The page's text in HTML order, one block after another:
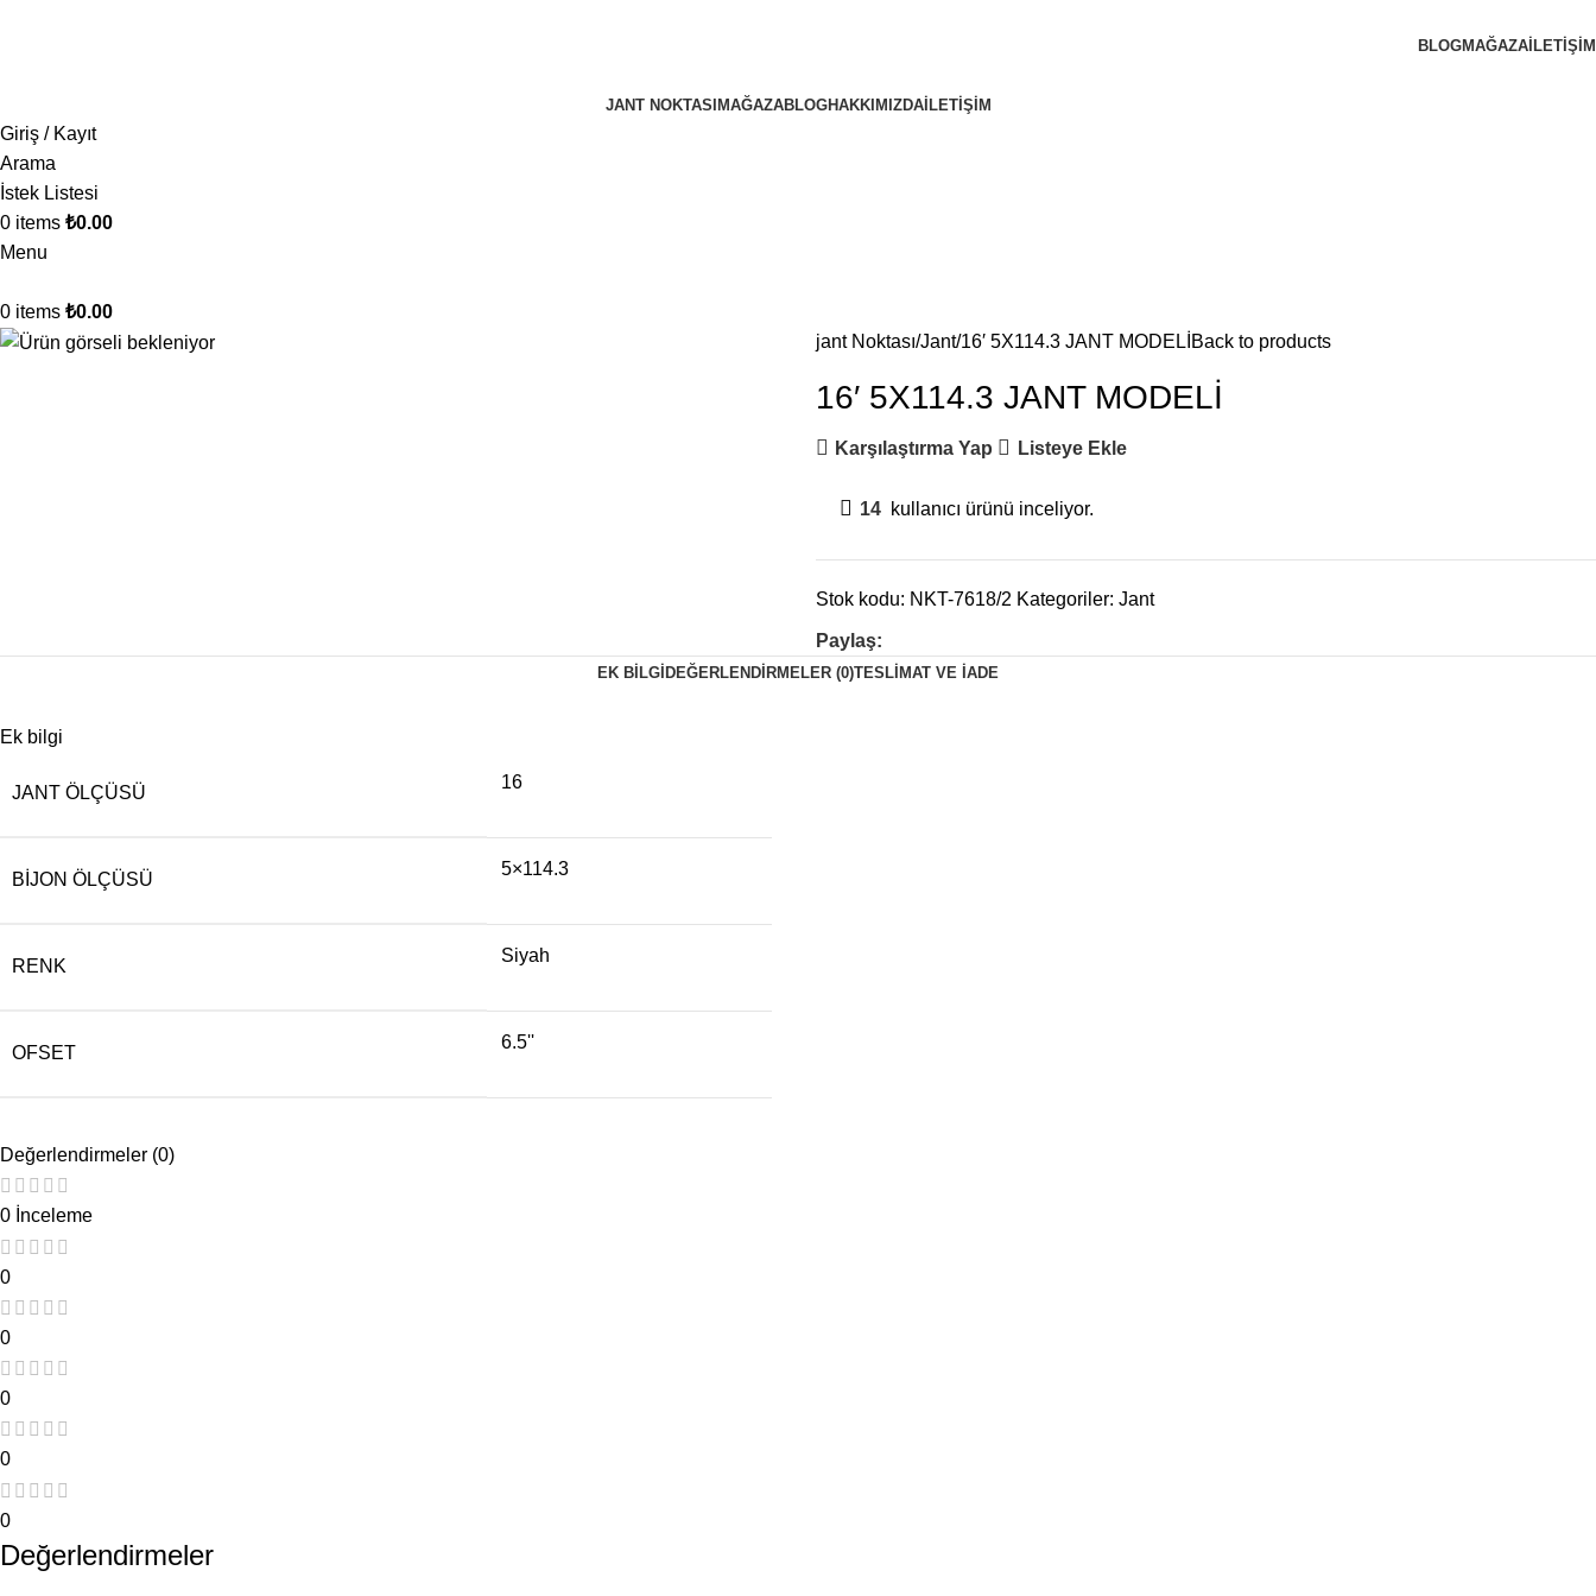
BLOGMAĞAZA İLETIŞIM
JANT NOKTASI MAĞAZABLOGHAKKIMIZDAİLETIŞIM
Giriş / Kayıt
Arama
İstek Listesi
0 items ₺0.00
Menu
0 items ₺0.00
jant Noktası Jant 16′ 5X114.3 JANT MODELİ Back to products
16′ 5X114.3 JANT MODELİ
Karşılaştırma Yap Listeye Ekle
14 kullanıcı ürünü inceliyor.
Stok kodu: NKT-7618/2 Kategoriler: Jant
Paylaş:
EK BILGI DEĞERLENDIRMELER (0)TESLIMAT VE İADE
Ek bilgi
JANT ÖLÇÜSÜ
16
BIJON ÖLÇÜSÜ
5×114.3
RENK
Siyah
OFSET
6.5''
Değerlendirmeler (0)
0 İnceleme
0
0
0
0
0
Değerlendirmeler